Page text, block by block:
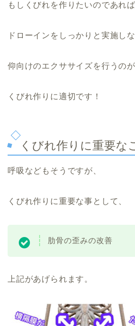
もしくびれを作りたいのであれば
ドローインをしっかりと実施しな
仰向けのエクササイズを行うのが
くびれ作りに適切です！
くびれ作りに重要な
呼吸などもそうですが、
くびれ作りに重要な事として、
肋骨の歪みの改善
上記があげられます。